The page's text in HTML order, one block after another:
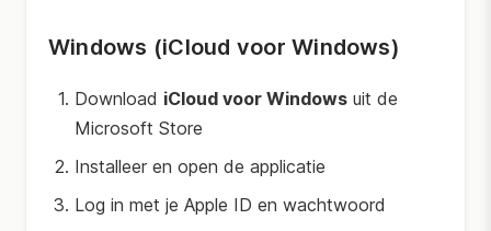
Windows (iCloud voor Windows)
Download iCloud voor Windows uit de
Microsoft Store
Installeer en open de applicatie
Log in met je Apple ID en wachtwoord